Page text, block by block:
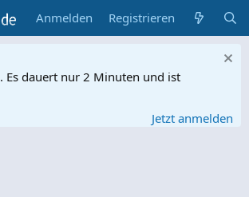
Anmelden Registrieren
. Es dauert nur 2 Minuten und ist
Jetzt anmelden